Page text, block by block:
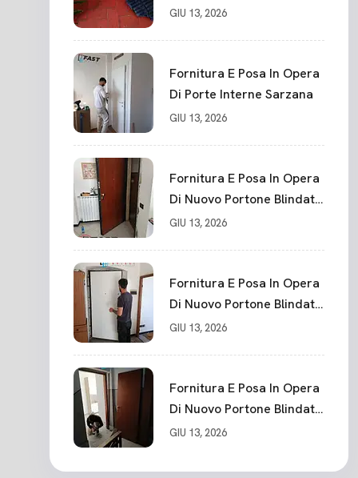
Misura In PVC, Panello
Punti La Spezia
GIU 13, 2026
Fornitura E Posa In Opera
Di Porte Interne Sarzana
GIU 13, 2026
Fornitura E Posa In Opera
Di Nuovo Portone Blindato
La Spezia
GIU 13, 2026
Fornitura E Posa In Opera
Di Nuovo Portone Blindato
Classe 3 Sicurezza
GIU 13, 2026
Fornitura E Posa In Opera
Di Nuovo Portone Blindato
Ceparana
GIU 13, 2026